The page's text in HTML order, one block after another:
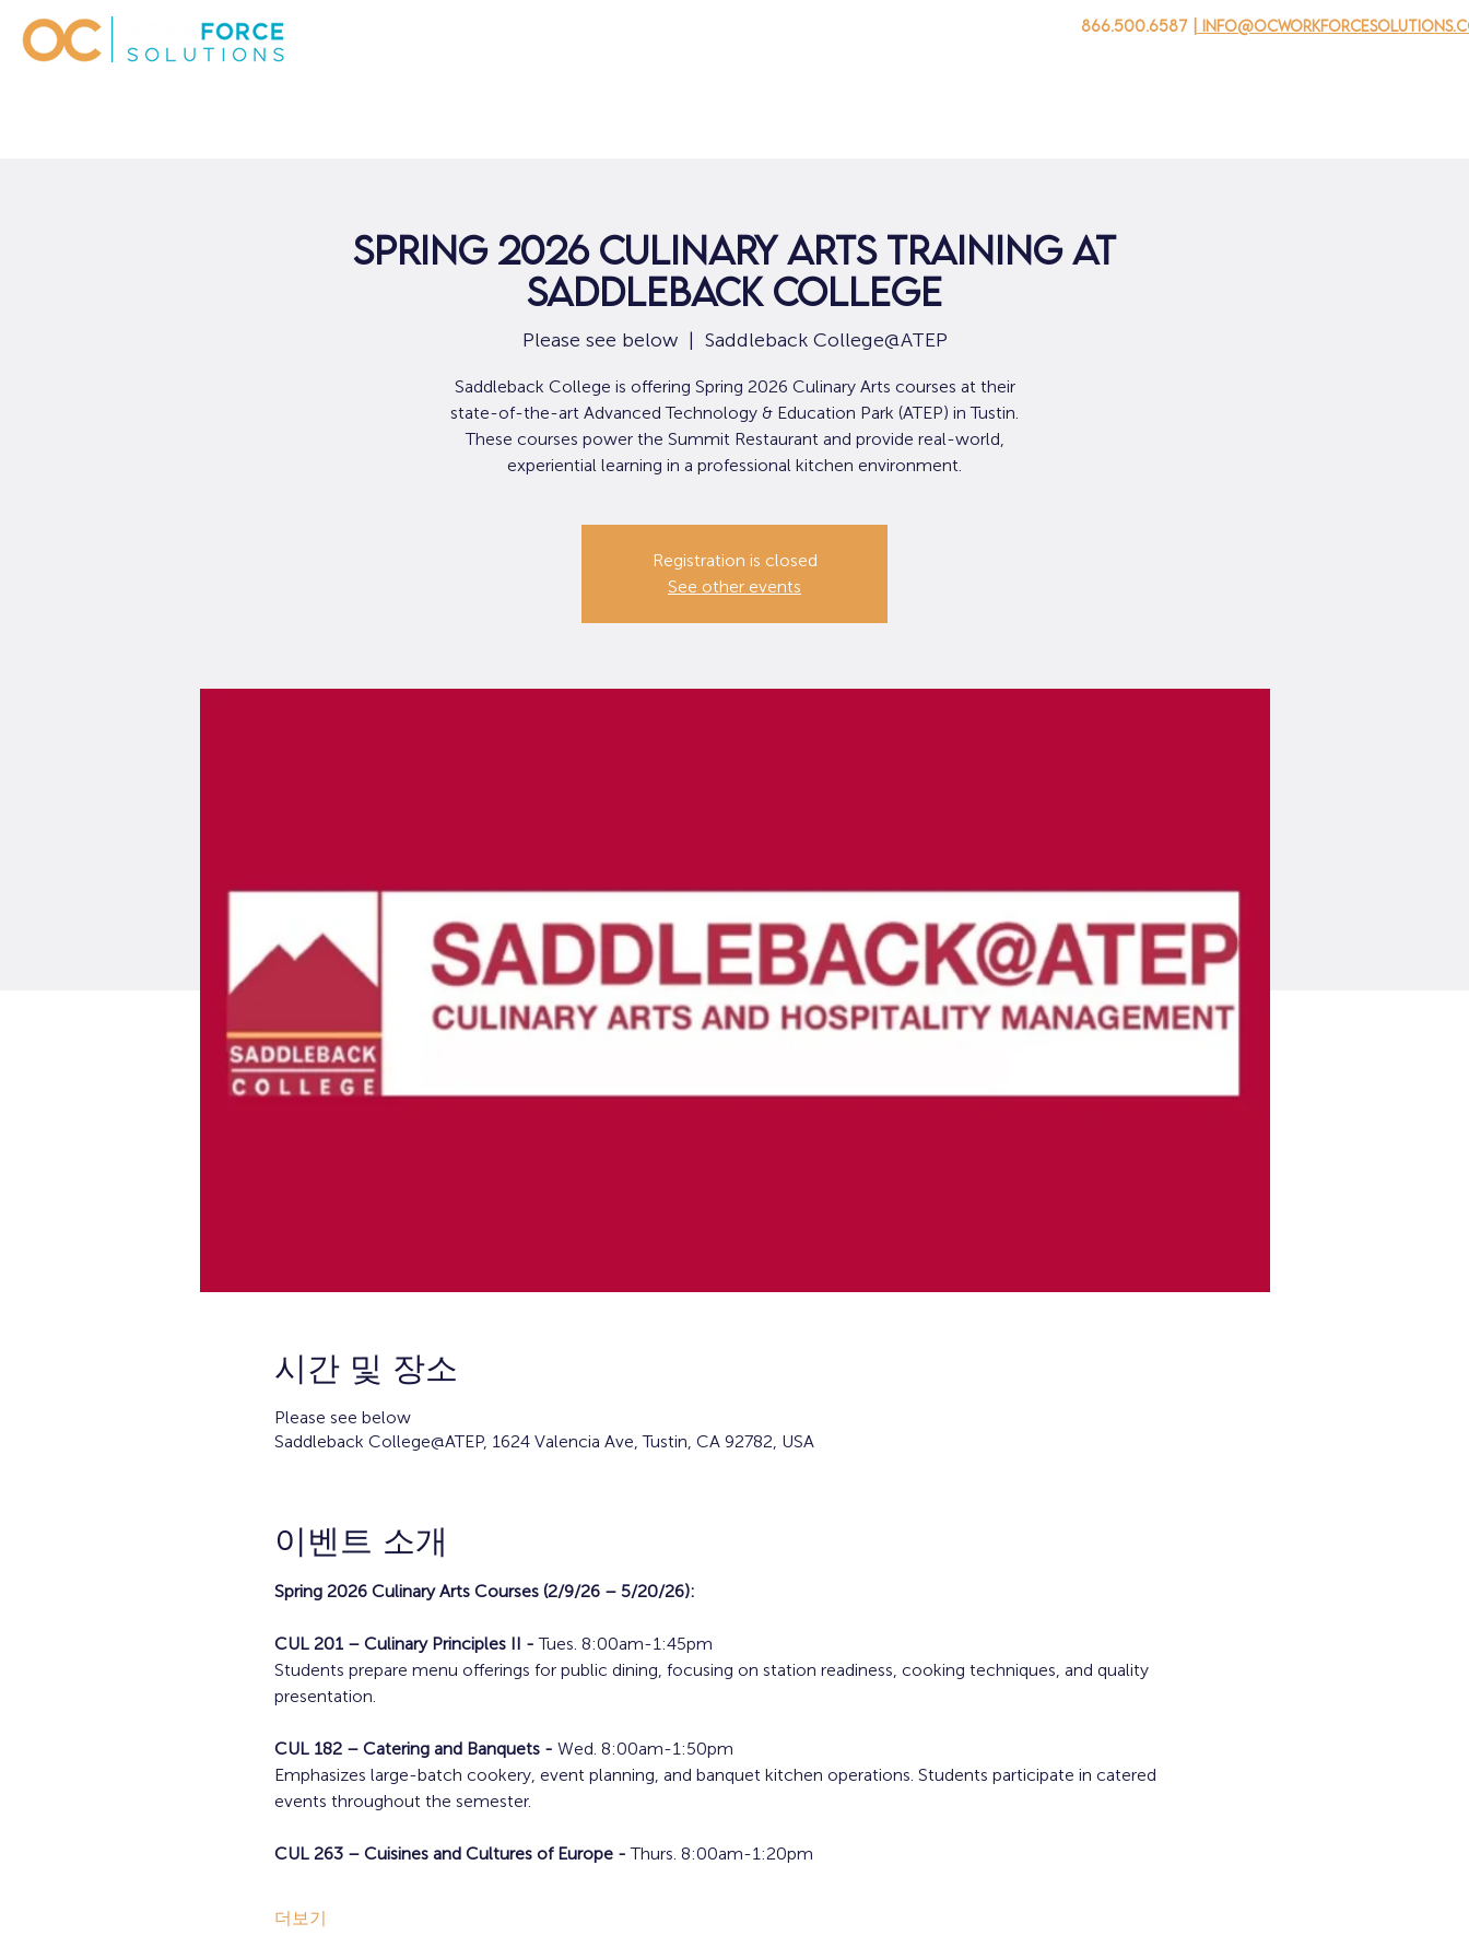
866.500.6587 |
Spring 2026 Culinary Arts Training at
Saddleback College
Please see below
  |
Saddleback College@ATEP
Saddleback College is offering Spring 2026 Culinary Arts courses at their
state-of-the-art Advanced Technology & Education Park (ATEP) in Tustin.
These courses power the Summit Restaurant and provide real-world,
experiential learning in a professional kitchen environment.
Registration is closed
See other events
시간 및 장소
Please see below
Saddleback College@ATEP, 1624 Valencia Ave, Tustin, CA 92782, USA
이벤트 소개
Spring 2026 Culinary Arts Courses (2/9/26 – 5/20/26):
CUL 201 – Culinary Principles II - Tues. 8:00am-1:45pm
Students prepare menu offerings for public dining, focusing on station readiness, cooking techniques, and quality
presentation.
CUL 182 – Catering and Banquets - Wed. 8:00am-1:50pm
Emphasizes large-batch cookery, event planning, and banquet kitchen operations. Students participate in catered
events throughout the semester.
CUL 263 – Cuisines and Cultures of Europe - Thurs. 8:00am-1:20pm
더보기